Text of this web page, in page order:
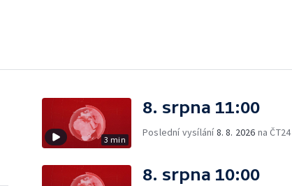
3 min
8. srpna 11:00
Poslední vysílání8. 8. 2026 na ČT24
8. srpna 10:00